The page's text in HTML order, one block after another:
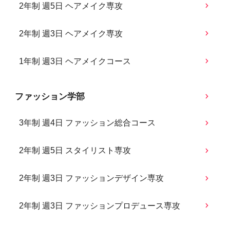
2年制 週5日 ヘアメイク専攻
2年制 週3日 ヘアメイク専攻
1年制 週3日 ヘアメイクコース
ファッション学部
3年制 週4日 ファッション総合コース
2年制 週5日 スタイリスト専攻
2年制 週3日 ファッションデザイン専攻
2年制 週3日 ファッションプロデュース専攻